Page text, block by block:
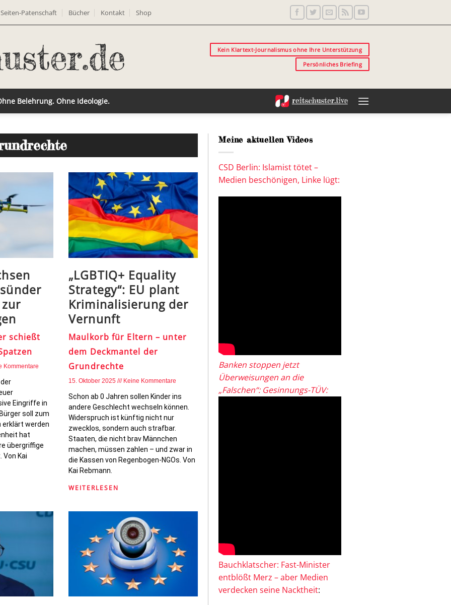
Seiten-Patenschaft Bücher Kontakt Shop
Kein Klartext-Journalismus ohne Ihre Unterstützung
Persönliches Briefing
Belehrung. Ohne Ideologie.
schießt
Kommentare
Eingriffe in
soll zum
erklärt werden
hat
übergriffige
Kai
„LGBTIQ+ Equality
Strategy“: EU plant
Kriminalisierung der
Vernunft
Maulkorb für Eltern – unter
dem Deckmantel der
Grundrechte
15. Oktober 2025 Keine Kommentare
Schon ab 0 Jahren sollen Kinder ins
andere Geschlecht wechseln können.
Widerspruch ist künftig nicht nur
zwecklos, sondern auch strafbar.
Staaten, die nicht brav Männchen
machen, müssen zahlen – und zwar in
die Kassen von Regenbogen-NGOs. Von
Kai Rebmann.
WEITERLESEN
Meine aktuellen Videos
CSD Berlin: Islamist tötet –
Medien beschönigen, Linke lügt:
Banken stoppen jetzt
Überweisungen an die
„Falschen“: Gesinnungs-TÜV:
Bauchklatscher: Fast-Minister
entblößt Merz – aber Medien
verdecken seine Nacktheit: